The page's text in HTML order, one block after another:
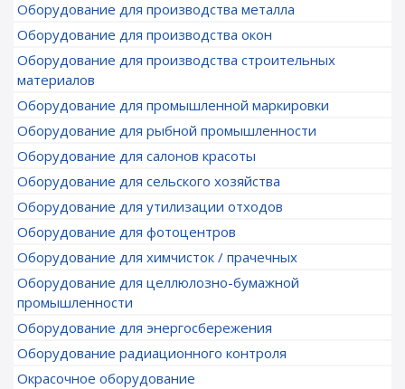
Оборудование для производства металла
Оборудование для производства окон
Оборудование для производства строительных
материалов
Оборудование для промышленной маркировки
Оборудование для рыбной промышленности
Оборудование для салонов красоты
Оборудование для сельского хозяйства
Оборудование для утилизации отходов
Оборудование для фотоцентров
Оборудование для химчисток / прачечных
Оборудование для целлюлозно-бумажной
промышленности
Оборудование для энергосбережения
Оборудование радиационного контроля
Окрасочное оборудование